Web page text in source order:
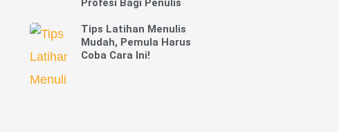
Profesi Bagi Penulis
Tips Latihan Menulis
Mudah, Pemula Harus
Coba Cara Ini!